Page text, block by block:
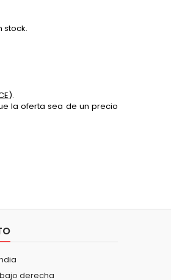
stock.
).
la oferta sea de un precio
derecha